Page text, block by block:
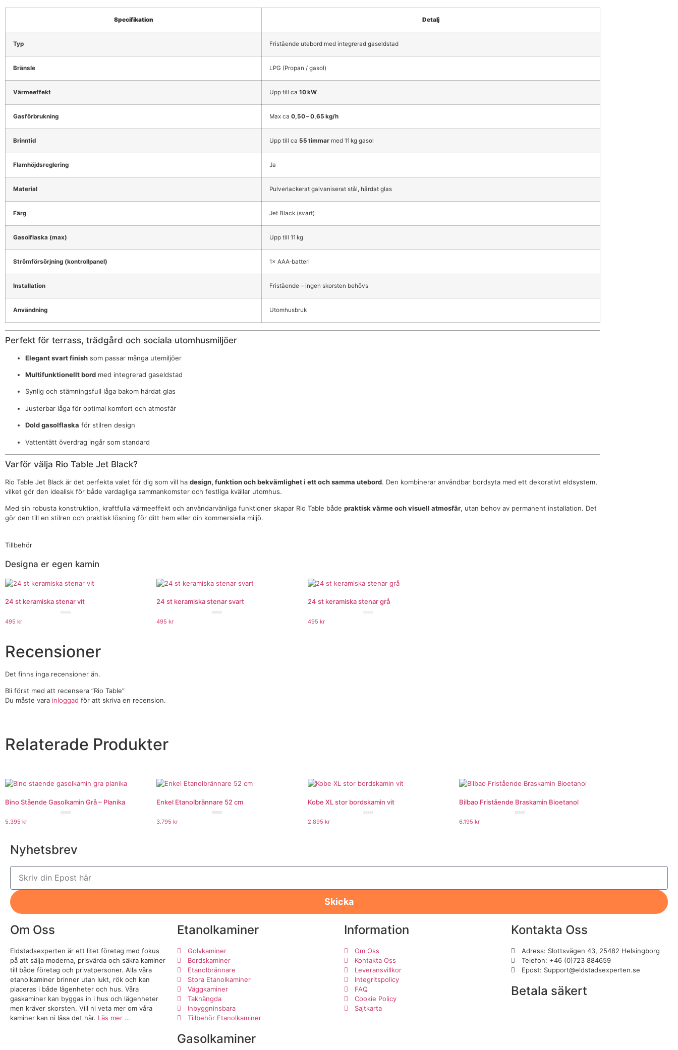
Specifikation Detalj
Typ Fristående utebord med integrerad gaseldstad
Bränsle LPG (Propan / gasol)
Värmeeffekt Upp till ca 10 kW
Gasförbrukning Max ca 0,50 – 0,65 kg/h
Brinntid Upp till ca 55 timmar med 11 kg gasol
Flamhöjdsreglering Ja
Material Pulverlackerat galvaniserat stål, härdat glas
Färg Jet Black (svart)
Gasolflaska (max) Upp till 11 kg
Strömförsörjning (kontrollpanel) 1× AAA‑batteri
Installation Fristående – ingen skorsten behövs
Användning Utomhusbruk
Perfekt för terrass, trädgård och sociala utomhusmiljöer
Elegant svart finish som passar många utemiljöer
Multifunktionellt bord med integrerad gaseldstad
Synlig och stämningsfull låga bakom härdat glas
Justerbar låga för optimal komfort och atmosfär
Dold gasolflaska för stilren design
Vattentätt överdrag ingår som standard
Varför välja Rio Table Jet Black?
Rio Table Jet Black är det perfekta valet för dig som vill ha design, funktion och bekvämlighet i ett och samma utebord. Den kombinerar användbar bordsyta med ett dekorativt eldsystem,
vilket gör den idealisk för både vardagliga sammankomster och festliga kvällar utomhus.
Med sin robusta konstruktion, kraftfulla värmeeffekt och användarvänliga funktioner skapar Rio Table både praktisk värme och visuell atmosfär, utan behov av permanent installation. Det
gör den till en stilren och praktisk lösning för ditt hem eller din kommersiella miljö.
Tillbehör
Designa er egen kamin
24 st keramiska stenar vit
495 kr
24 st keramiska stenar svart
495 kr
24 st keramiska stenar grå
495 kr
Recensioner
Det finns inga recensioner än.
Bli först med att recensera ”Rio Table”
Du måste vara inloggad för att skriva en recension.
Relaterade Produkter
Bino Stående Gasolkamin Grå – Planika
5.395 kr
Enkel Etanolbrännare 52 cm
3.795 kr
Kobe XL stor bordskamin vit
2.895 kr
Bilbao Fristående Braskamin Bioetanol
6.195 kr
Nyhetsbrev
Skicka
Om Oss
Eldstadsexperten är ett litet företag med fokus
på att sälja moderna, prisvärda och säkra kaminer
till både företag och privatpersoner. Alla våra
etanolkaminer brinner utan lukt, rök och kan
placeras i både lägenheter och hus. Våra
gaskaminer kan byggas in i hus och lägenheter
men kräver skorsten. Vill ni veta mer om våra
kaminer kan ni läsa det här. Läs mer …
Etanolkaminer
Golvkaminer
Bordskaminer
Etanolbrännare
Stora Etanolkaminer
Väggkaminer
Takhängda
Inbyggninsbara
Tillbehör Etanolkaminer
Gasolkaminer
Information
Om Oss
Kontakta Oss
Leveransvillkor
Integritspolicy
FAQ
Cookie Policy
Sajtkarta
Kontakta Oss
Adress: Slottsvägen 43, 25482 Helsingborg
Telefon: +46 (0)723 884659
Epost: Support@eldstadsexperten.se
Betala säkert